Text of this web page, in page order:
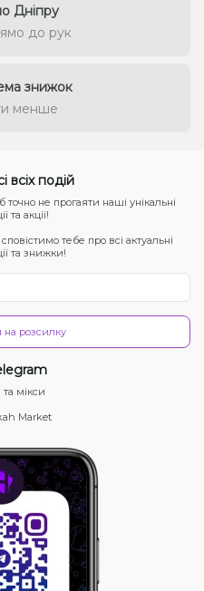
Дніпру
до рук
знижок
менше
всіх подій
не прогаяти наші унікальні
та акції!
тебе про всі актуальні
та знижки!
на розсилку
мікси
Market